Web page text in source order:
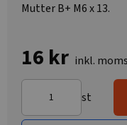
Mutter B+ M6 x 13.
16 kr inkl. moms
st